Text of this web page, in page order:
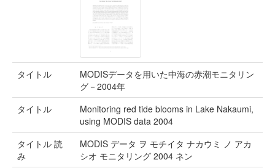
タイトル
MODISデータを用いた中海の赤潮モニタリン
グ－2004年
タイトル
Monitoring red tide blooms in Lake Nakaumi,
using MODIS data 2004
タイトル 読
み
MODIS データ ヲ モチイタ ナカウミ ノ アカ
シオ モニタリング 2004 ネン